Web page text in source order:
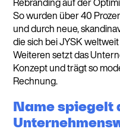
So wurden über 40
und durch neue,
die sich bei JYSK
Weiteren setzt das
Konzept und trägt so
Rechnung.
Name spiegelt